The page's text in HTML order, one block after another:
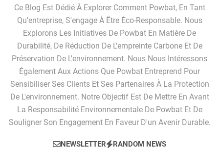
Ce Blog Est Dédié À Explorer Comment Powbat, En Tant
Qu'entreprise, S'engage À Être Éco-Responsable. Nous
Explorons Les Initiatives De Powbat En Matière De
Durabilité, De Réduction De L'empreinte Carbone Et De
Préservation De L'environnement. Nous Nous Intéressons
Également Aux Actions Que Powbat Entreprend Pour
Sensibiliser Ses Clients Et Ses Partenaires À La Protection
De L'environnement. Notre Objectif Est De Mettre En Avant
La Responsabilité Environnementale De Powbat Et De
Souligner Son Engagement En Faveur D'un Avenir Durable.
NEWSLETTER RANDOM NEWS